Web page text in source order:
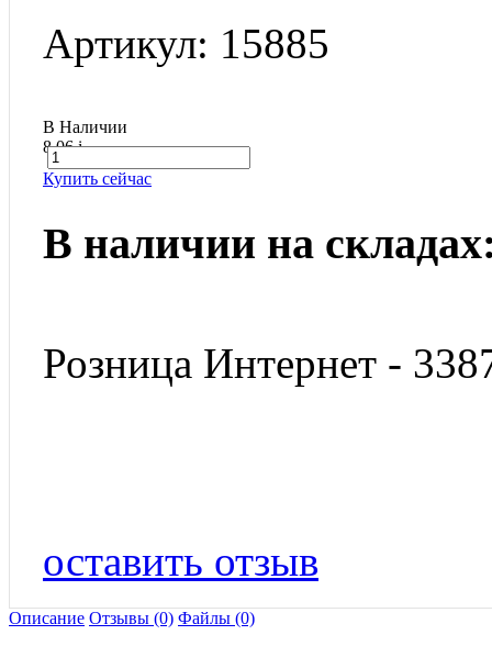
Артикул: 15885
В Наличии
8.06i
Купить сейчас
В наличии на
Розница Интернет -
оставить отзыв
Описание Отзывы (0) Файлы (0)